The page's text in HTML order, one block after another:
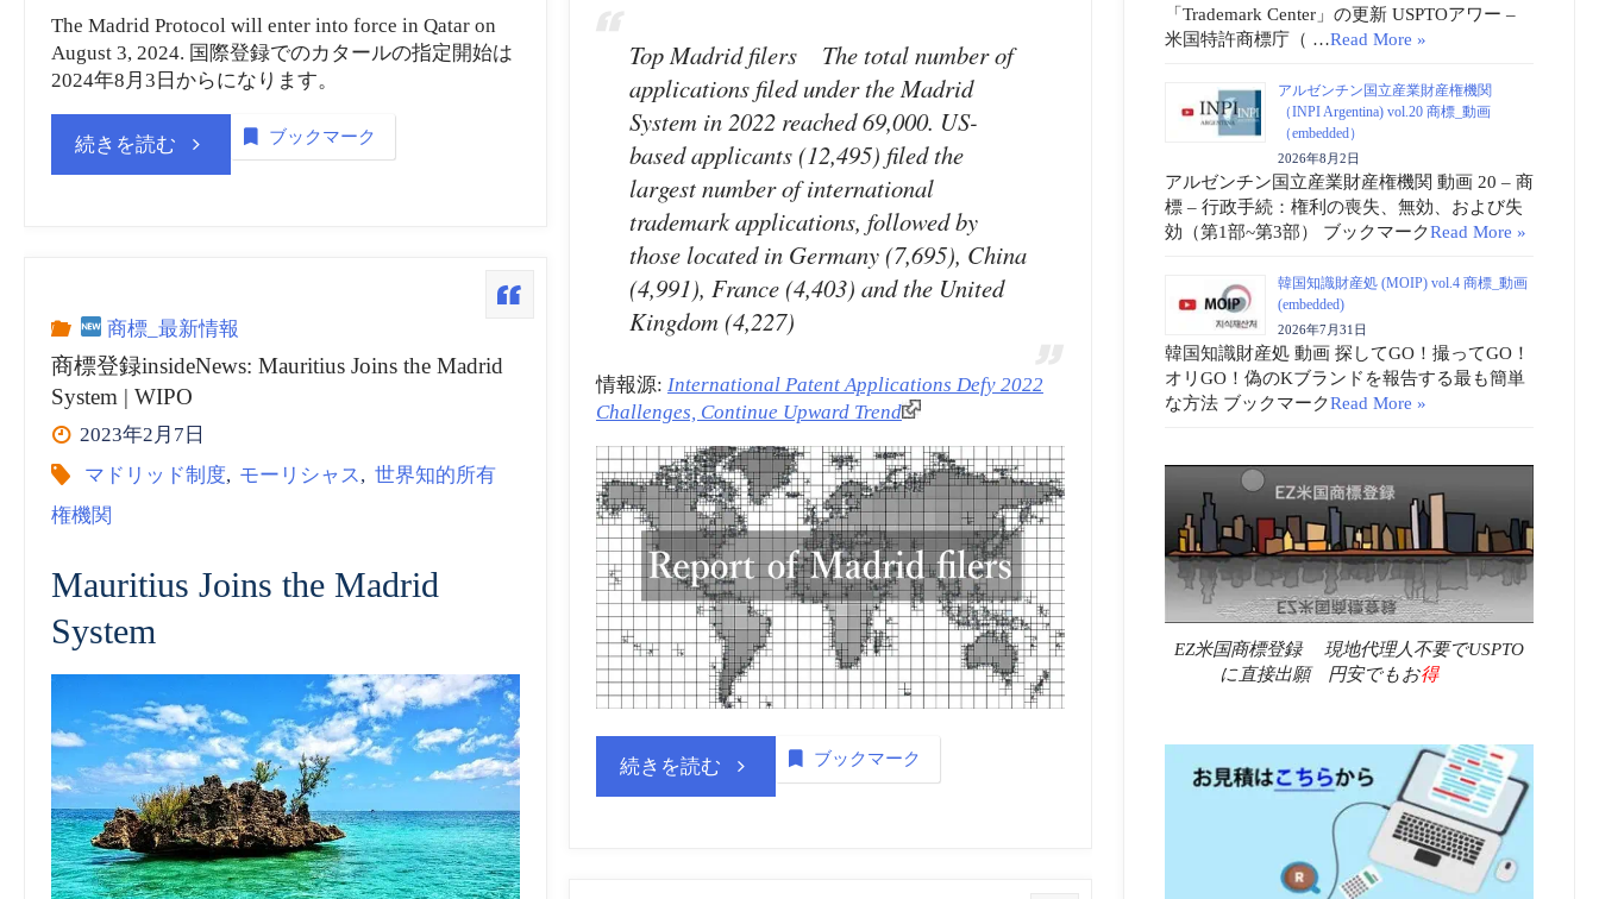
The Madrid Protocol will enter into force in Qatar on
August 3, 2024. 国際登録でのカタールの指定開始は
2024年8月3日からになります。
続きを読む “商
録
insideNews:
Qatar
|
WIPO”
ブックマーク
_
動
画
vol.42”
Top Madrid filers The total number of
applications filed under the Madrid
System in 2022 reached 69,000. US-
based applicants (12,495) filed the
largest number of international
trademark applications, followed by
those located in Germany (7,695), China
(4,991), France (4,403) and the United
Kingdom (4,227)
情報源: International Patent Applications Defy 2022
Challenges, Continue Upward Trend
続きを読む “商 ブックマーク
商標_最新情報
商標登録insideNews: Mauritius Joins the Madrid
System | WIPO
2023年2月7日
マドリッド制度, モーリシャス, 世界知的所有
権機関
Mauritius Joins the Madrid
System
「Trademark Center」の更新 USPTOアワー –
米国特許商標庁（ …Read More »
アルゼンチン国立産業財産権機関
（INPI Argentina) vol.20 商標_動画
（embedded）
2026年8月2日
アルゼンチン国立産業財産権機関 動画 20 – 商
標 – 行政手続：権利の喪失、無効、および失
効（第1部~第3部） ブックマークRead More »
韓国知識財産処 (MOIP) vol.4 商標_動画
(embedded)
2026年7月31日
韓国知識財産処 動画 探してGO！撮ってGO！
オリGO！偽のKブランドを報告する最も簡単
な方法 ブックマークRead More »
EZ米国商標登録 現地代理人不要でUSPTO
に直接出願 円安でもお得